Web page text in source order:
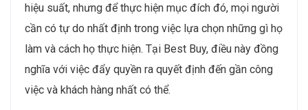
hiệu suất, nhưng để thực hiện mục đích đó, mọi người
cần có tự do nhất định trong việc lựa chọn những gì họ
làm và cách họ thực hiện. Tại Best Buy, điều này đồng
nghĩa với việc đẩy quyền ra quyết định đến gần công
việc và khách hàng nhất có thể.